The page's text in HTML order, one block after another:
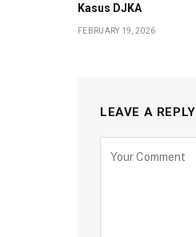
Kasus DJKA
FEBRUARY 19, 2026
LEAVE A REPLY